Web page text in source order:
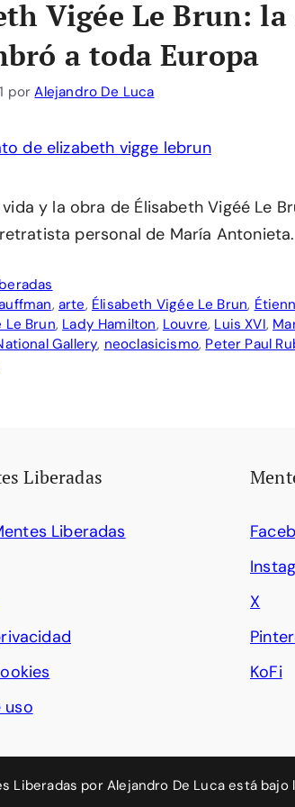
Vigée Le Brun:
a toda Europa
porAlejandro De Luca
y la obra de Élisabeth Vigéé Le
personal de María Antonieta.
, arte, Élisabeth Vigée Le Brun,
Brun, Lady Hamilton, Louvre, Luis XVI,
Gallery, neoclasicismo, Peter Paul
Liberadas
Liberadas
uso
X
KoFi
Liberadas por Alejandro De Luca está bajo